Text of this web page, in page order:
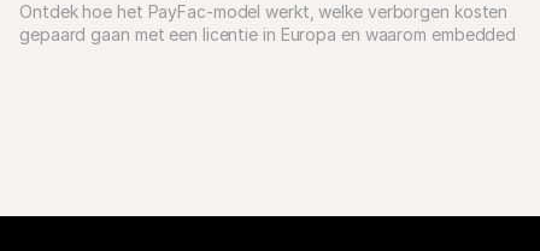
Ontdek hoe het PayFac-model werkt, welke verborgen kosten
gepaard gaan met een licentie in Europa en waarom embedded